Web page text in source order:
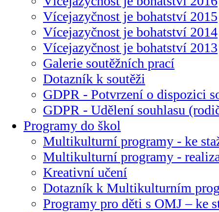
Vícejazyčnost je bohatství 2015
Vícejazyčnost je bohatství 2014
Vícejazyčnost je bohatství 2013
Galerie soutěžních prací
Dotazník k soutěži
GDPR - Potvrzení o dispozici
GDPR - Udělení souhlasu
Programy do škol
Multikulturní programy - ke
Multikulturní programy -
Kreativní učení
Dotazník k Multikulturním
Programy pro děti s OMJ – ke